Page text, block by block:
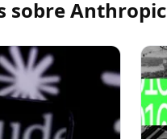
sobre Anthropic